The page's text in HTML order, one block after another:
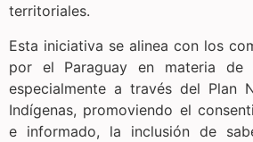
territoriales.
Esta iniciativa se alinea con los
por el Paraguay en materia de
especialmente a través del Plan
Indígenas, promoviendo el
e informado, la inclusión de